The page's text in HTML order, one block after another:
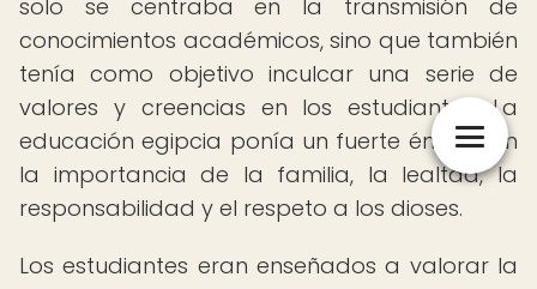
solo se centraba en la transmisión de
conocimientos académicos, sino que también
tenía como objetivo inculcar una serie de
valores y creencias en los estudiantes. La
educación egipcia ponía un fuerte énfasis en
la importancia de la familia, la lealtad, la
responsabilidad y el respeto a los dioses.
Los estudiantes eran enseñados a valorar la